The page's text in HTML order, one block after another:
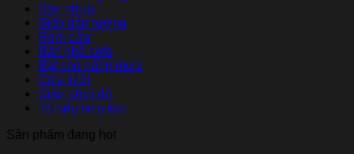
Sàn nhựa
Giấy dán tường
Rèm cửa
Bàn ghế sofa
Bạt che nắng mưa
Cửa lưới
Giàn phơi đồ
Tủ bếp hợp kim
Sản phẩm đang hot